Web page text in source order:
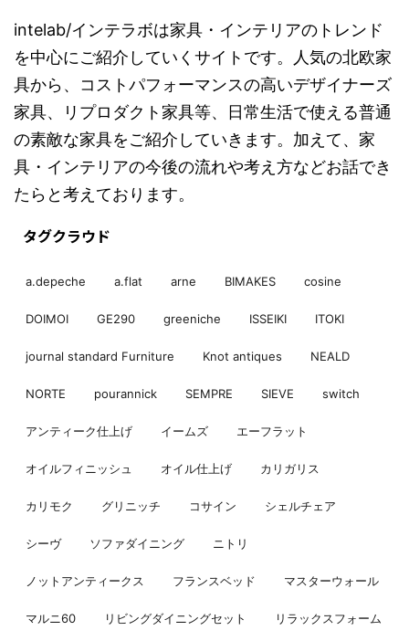
intelab/インテラボは家具・インテリアのトレンド
を中心にご紹介していくサイトです。人気の北欧家
具から、コストパフォーマンスの高いデザイナーズ
家具、リプロダクト家具等、日常生活で使える普通
の素敵な家具をご紹介していきます。加えて、家
具・インテリアの今後の流れや考え方などお話でき
たらと考えております。
タグクラウド
a.depeche a.flat arne BIMAKES cosine
DOIMOI GE290 greeniche ISSEIKI ITOKI
journal standard Furniture Knot antiques NEALD
NORTE pourannick SEMPRE SIEVE switch
アンティーク仕上げ イームズ エーフラット
オイルフィニッシュ オイル仕上げ カリガリス
カリモク グリニッチ コサイン シェルチェア
シーヴ ソファダイニング ニトリ
ノットアンティークス フランスベッド マスターウォール
マルニ60 リビングダイニングセット リラックスフォーム